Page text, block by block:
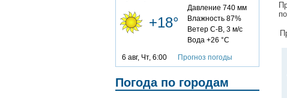
+18°
Давление 740 мм
Влажность 87%
Ветер С-В, 3 м/с
Вода +26 °C
6 авг, Чт, 6:00 Прогноз погоды
Погода по городам